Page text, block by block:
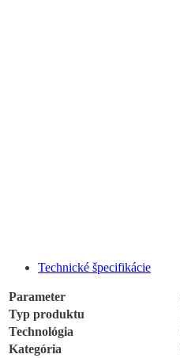
Technické špecifikácie
Parameter
Typ produktu
Technológia
Kategória